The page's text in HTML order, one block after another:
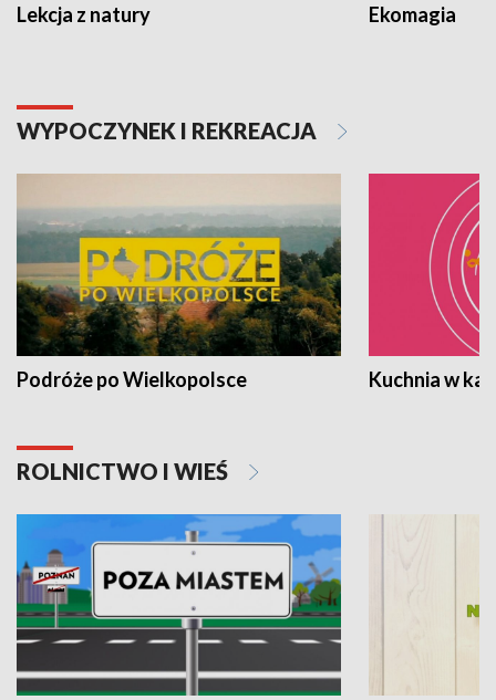
Lekcja z natury Ekomagia
WYPOCZYNEK I REKREACJA
Podróże po Wielkopolsce Kuchnia w
ROLNICTWO I WIEŚ